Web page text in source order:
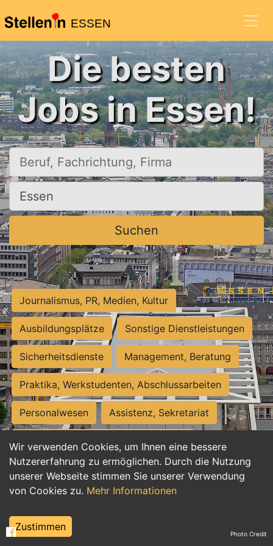
ESSEN
Wir verwenden Cookies, um Ihnen eine bessere
Nutzererfahrung zu ermöglichen. Durch die Nutzung
unserer Webseite stimmen Sie unserer Verwendung
von Cookies zu. Mehr Informationen
Zustimmen
Die besten
Jobs in Essen!
Beruf, Fachrichtung, Firma
Ort, Stadt
Suchen
Journalismus, PR, Medien, Kultur
Ausbildungsplätze Sonstige Dienstleistungen
Sicherheitsdienste Management, Beratung
Praktika, Werkstudenten, Abschlussarbeiten
Personalwesen Assistenz, Sekretariat
Hilfskräfte, Aushilfs- und Nebenjobs
Einkauf, Logistik, Materialwirtschaft
Weiterbildung, Studium, duale Ausbildung
Tourismus
Photo Credit